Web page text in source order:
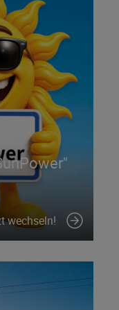
wechseln!